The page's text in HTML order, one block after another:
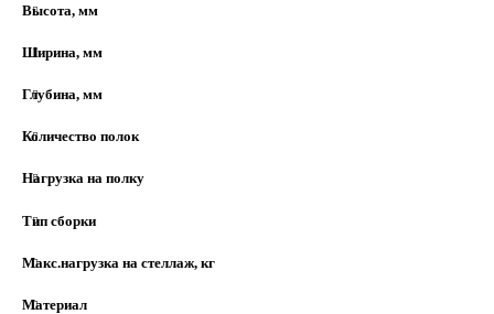
Высота, мм
Ширина, мм
Глубина, мм
Количество полок
Нагрузка на полку
Тип сборки
Макс.нагрузка на стеллаж, кг
Материал